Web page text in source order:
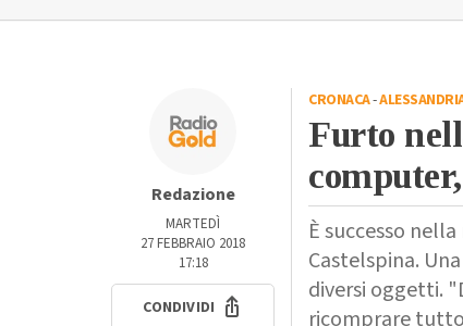
Redazione
MARTEDÌ
27 FEBBRAIO 2018
17:18
CONDIVIDI
CRONACA-
Furto
È successo
Castelspina.
diversi oggetti.
ricomprare